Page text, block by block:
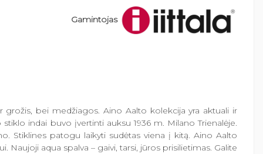
Gamintojas
bei medžiagos. Aino Aalto kolekcija yra aktuali ir
indai buvo įvertinti auksu 1936 m. Milano Trienalėje.
Stiklines patogu laikyti sudėtas viena į kitą. Aino Aalto
aqua spalva – gaivi, tarsi, jūros prisilietimas. Galite